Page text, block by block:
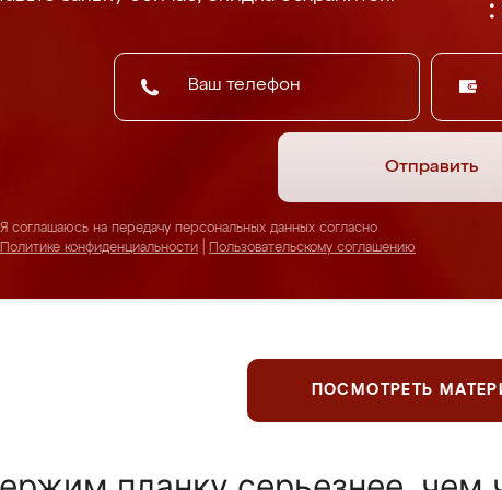
Отправить
Я соглашаюсь на передачу персональных данных согласно
Политике конфиденциальности
Пользовательскому соглашению
ПОСМОТРЕТЬ